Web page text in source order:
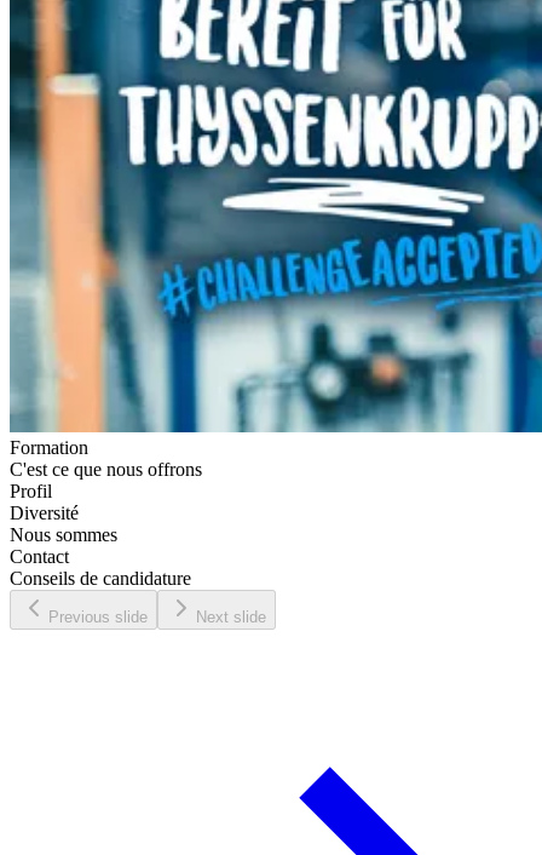
Formation
C'est ce que nous offrons
Profil
Diversité
Nous sommes
Contact
Conseils de candidature
Previous slide Next slide